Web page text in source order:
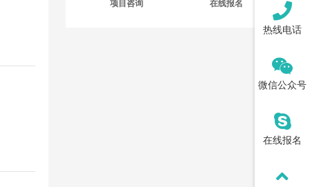
项目咨询 在线报名
热线电话
微信公众号
在线报名